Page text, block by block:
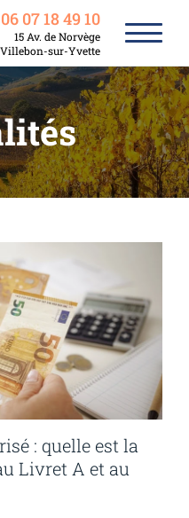
06 07 18 49 10
15 Av. de Norvège
Villebon-sur-Yvette
: quelle est la
Livret A et au